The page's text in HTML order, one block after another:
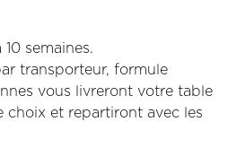
10 semaines.
transporteur, formule
vous livreront votre table
choix et repartiront avec les